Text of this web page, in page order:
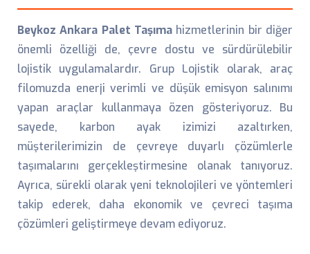
Beykoz Ankara Palet Taşıma hizmetlerinin bir diğer
önemli özelliği de, çevre dostu ve sürdürülebilir
lojistik uygulamalardır. Grup Lojistik olarak, araç
filomuzda enerji verimli ve düşük emisyon salınımı
yapan araçlar kullanmaya özen gösteriyoruz. Bu
sayede, karbon ayak izimizi azaltırken,
müşterilerimizin de çevreye duyarlı çözümlerle
taşımalarını gerçekleştirmesine olanak tanıyoruz.
Ayrıca, sürekli olarak yeni teknolojileri ve yöntemleri
takip ederek, daha ekonomik ve çevreci taşıma
çözümleri geliştirmeye devam ediyoruz.